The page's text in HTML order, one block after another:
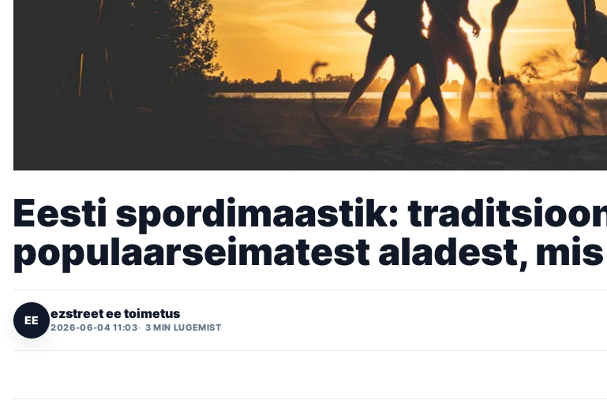
Eesti spordimaastik:
populaarseimatest aladest,
EE ezstreet ee toimetus
2026-06-04 11:03 3 MIN LUGEMIST